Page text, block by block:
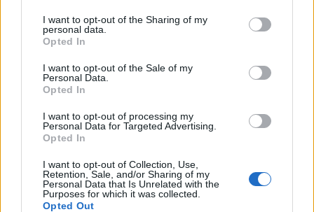
I want to opt-out of the Sharing of my
personal data.
Opted In
I want to opt-out of the Sale of my
Personal Data.
Opted In
I want to opt-out of processing my
Personal Data for Targeted Advertising.
Opted In
I want to opt-out of Collection, Use,
Retention, Sale, and/or Sharing of my
Personal Data that Is Unrelated with the
Purposes for which it was collected.
Opted Out
ΤΕΧΝΟΛΟΓΙΑ